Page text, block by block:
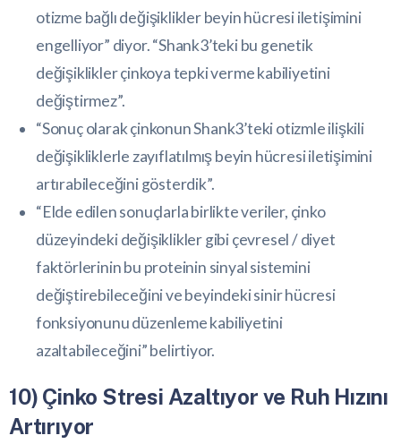
otizme bağlı değişiklikler beyin hücresi iletişimini
engelliyor” diyor. “Shank3’teki bu genetik
değişiklikler çinkoya tepki verme kabiliyetini
değiştirmez”.
“Sonuç olarak çinkonun Shank3’teki otizmle ilişkili
değişikliklerle zayıflatılmış beyin hücresi iletişimini
artırabileceğini gösterdik”.
“Elde edilen sonuçlarla birlikte veriler, çinko
düzeyindeki değişiklikler gibi çevresel / diyet
faktörlerinin bu proteinin sinyal sistemini
değiştirebileceğini ve beyindeki sinir hücresi
fonksiyonunu düzenleme kabiliyetini
azaltabileceğini” belirtiyor.
10) Çinko Stresi Azaltıyor ve Ruh Hızını
Artırıyor